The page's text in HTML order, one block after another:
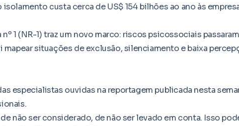
custa cerca de US$ 154 bilhões ao ano às
1 (NR-1) traz um novo marco: riscos psicossociais
situações de exclusão, silenciamento e baixa
especialistas ouvidas na reportagem publicada nesta
não ser considerado, de não ser levado em conta. Isso